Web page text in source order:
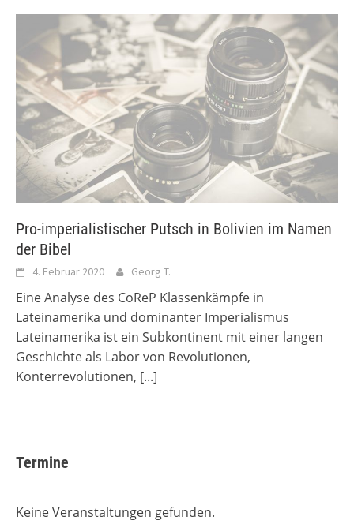
Pro-imperialistischer Putsch in Bolivien im Namen
der Bibel
4. Februar 2020 Georg T.
Eine Analyse des CoReP Klassenkämpfe in
Lateinamerika und dominanter Imperialismus
Lateinamerika ist ein Subkontinent mit einer langen
Geschichte als Labor von Revolutionen,
Konterrevolutionen, [...]
Termine
Keine Veranstaltungen gefunden.